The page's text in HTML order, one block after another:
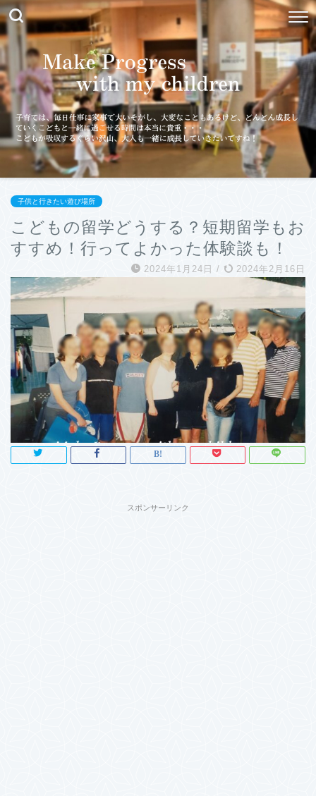
子供と行きたい遊び場所
こどもの留学どうする？短期留学もお
すすめ！行ってよかった体験談も！
2024年1月24日 / 2024年2月16日
スポンサーリンク